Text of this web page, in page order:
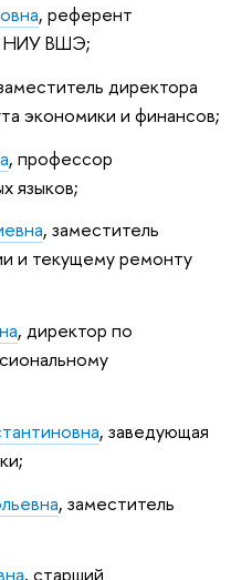
, референт
НИУ ВШЭ;
директора
экономики и финансов;
, профессор
языков;
, заместитель
и текущему ремонту
, директор по
, заведующая
, заместитель
, старший